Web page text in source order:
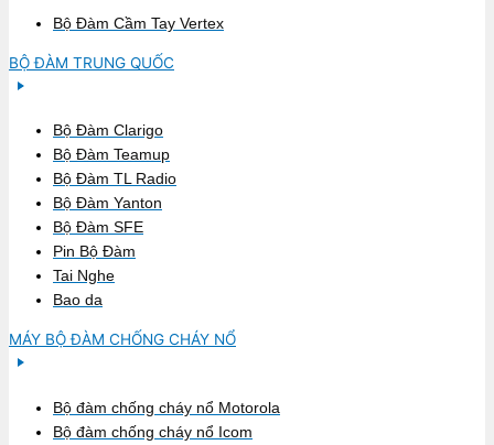
Bộ Đàm Cầm Tay Vertex
BỘ ĐÀM TRUNG QUỐC
Bộ Đàm Clarigo
Bộ Đàm Teamup
Bộ Đàm TL Radio
Bộ Đàm Yanton
Bộ Đàm SFE
Pin Bộ Đàm
Tai Nghe
Bao da
MÁY BỘ ĐÀM CHỐNG CHÁY NỔ
Bộ đàm chống cháy nổ Motorola
Bộ đàm chống cháy nổ Icom